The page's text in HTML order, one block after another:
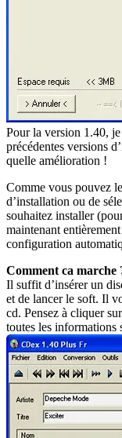
Pour la version 1.40, je
précédentes versions
quelle amélioration !
Comme vous pouvez
d’installation ou de
souhaitez installer
maintenant
configuration
Comment ca marche
Il suffit d’insérer un
et de lancer le soft. Il
cd. Pensez à cliquer
toutes les informations